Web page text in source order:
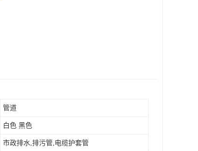
管道
白色 黑色
市政排水,排污管,电缆护套管